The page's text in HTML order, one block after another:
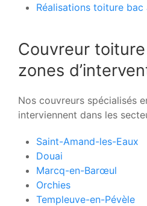
Réalisations toiture bac
Couvreur
zones
Nos couvreurs spécialisés
interviennent dans les
Saint-Amand-les-Eaux
Douai
Marcq-en-Barœul
Orchies
Templeuve-en-Pévèle